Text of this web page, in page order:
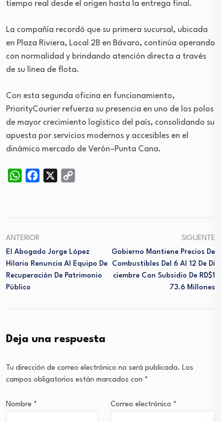
tiempo real desde el origen hasta la entrega final.
La compañía recordó que su primera sucursal, ubicada
en Plaza Riviera, Local 2B en Bávaro, continúa operando
con normalidad y brindando atención directa a través
de su línea de flota.
Con esta segunda oficina en funcionamiento,
PriorityCourier refuerza su presencia en uno de los polos
de mayor crecimiento logístico del país, consolidando su
apuesta por servicios modernos y accesibles en el
dinámico mercado de Verón–Punta Cana.
WhatsAppFacebook
ANTERIOR
El Abogado Jorge López
Hilario Renuncia Al Equipo De
Recuperación De Patrimonio
Público
SIGUENTE
Gobierno Mantiene Precios De
Combustibles Del 6 Al 12 De Di
Ciembre Con Subsidio De RD$1
73.6 Millones
Deja una respuesta
Tu dirección de correo electrónico no será publicada. Los
campos obligatorios están marcados con *
Nombre * Correo electrónico *